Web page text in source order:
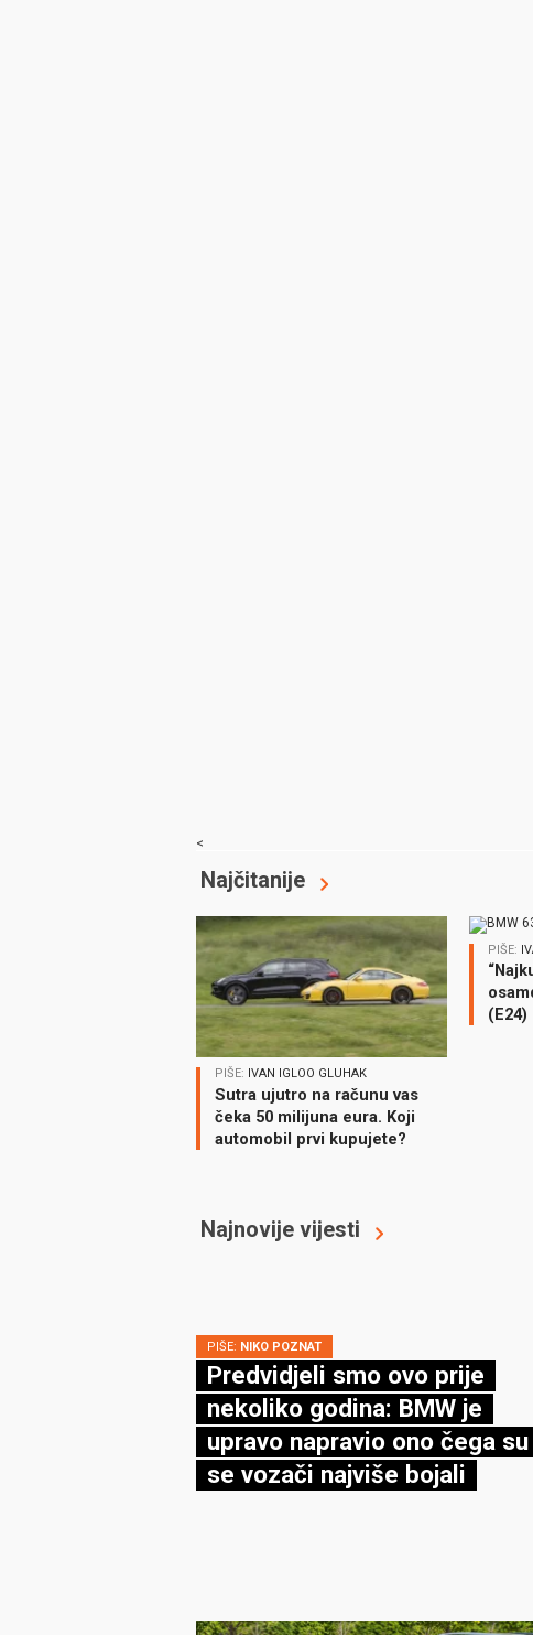
<
Najčitanije
PIŠE: IVAN IGLOO GLUHAK
Sutra ujutro na računu vas
čeka 50 milijuna eura. Koji
automobil prvi kupujete?
PIŠE:
(E24)
Najnovije vijesti
PIŠE: NIKO POZNAT
Predvidjeli smo ovo prije
nekoliko godina: BMW je
upravo napravio ono čega su
se vozači najviše bojali